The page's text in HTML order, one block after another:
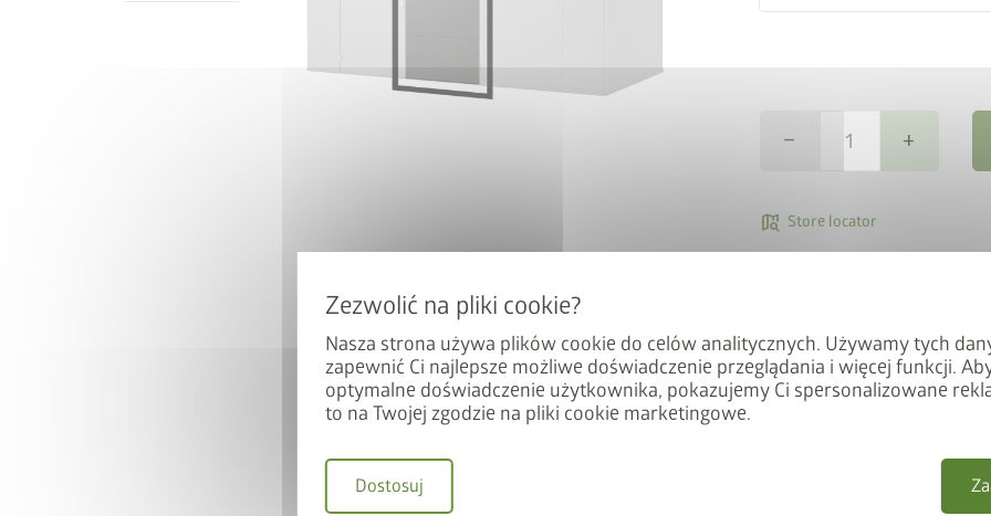
Nasza strona używa plików cookie do celów analitycznych. Używamy tych
zapewnić Ci najlepsze możliwe doświadczenie przeglądania i więcej funkcji.
optymalne doświadczenie użytkownika, pokazujemy Ci spersonalizowane
to na Twojej zgodzie na pliki cookie marketingowe.
Dostosuj
remove add
map_search Store locator
Umożliwia wygodne,
zatem zwiększyć do
drugie skrzydło drzwiowe
samozamykacz i próg.
ściana. Montaż na ścianie